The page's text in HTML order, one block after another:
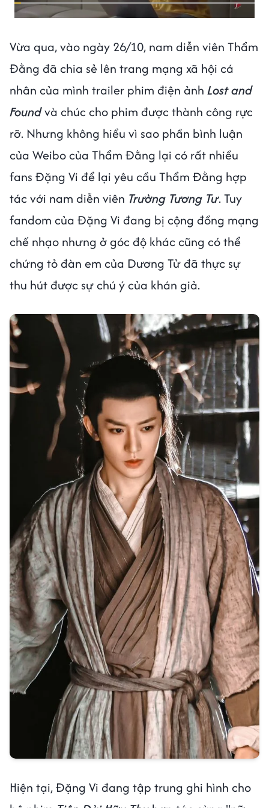
Vừa qua, vào ngày 26/10, nam diễn viên Thẩm
Đằng đã chia sẻ lên trang mạng xã hội cá
nhân của mình trailer phim điện ảnh Lost and
Foundvà chúc cho phim được thành công rực
rỡ. Nhưng không hiểu vì sao phần bình luận
của Weibo của Thẩm Đằng lại có rất nhiều
fans Đặng Vi để lại yêu cầu Thẩm Đằng hợp
tác với nam diễn viên Trường Tương Tư. Tuy
fandom của Đặng Vi đang bị cộng đồng mạng
chế nhạo nhưng ở góc độ khác cũng có thể
chứng tỏ đàn em của Dương Tử đã thực sự
thu hút được sự chú ý của khán giả.
Hiện tại, Đặng Vi đang tập trung ghi hình cho